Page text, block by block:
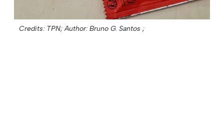
Credits: TPN; Author: Bruno G. Santos ;